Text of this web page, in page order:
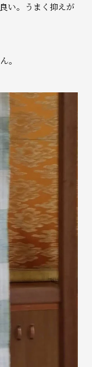
い。うまく抑えが
。